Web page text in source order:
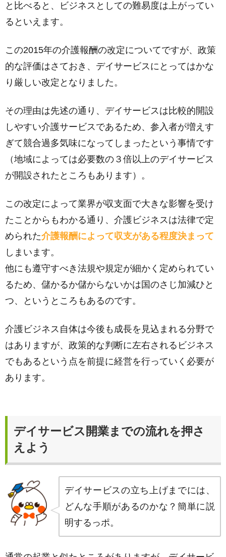
と比べると、ビジネスとしての難易度は上がってい
るといえます。
この2015年の介護報酬の改定についてですが、政策
的な評価はさておき、デイサービスにとってはかな
り厳しい改定となりました。
その理由は先述の通り、デイサービスは比較的開設
しやすい介護サービスであるため、参入者が増えす
ぎて競合過多気味になってしまったという事情です
（地域によっては必要数の３倍以上のデイサービス
が開設されたところもあります）。
この改定によって業界が収支面で大きな影響を受け
たことからもわかる通り、介護ビジネスは法律で定
められた介護報酬によって収支がある程度決まって
しまいます。
他にも遵守すべき法規や規定が細かく定められてい
るため、儲かるか儲からないかは国のさじ加減ひと
つ、というところもあるのです。
介護ビジネス自体は今後も成長を見込まれる分野で
はありますが、政策的な判断に左右されるビジネス
でもあるという点を前提に経営を行っていく必要が
あります。
デイサービス開業までの流れを押さ
えよう
デイサービスの立ち上げまでには、
どんな手順があるのかな？簡単に説
明するっポ。